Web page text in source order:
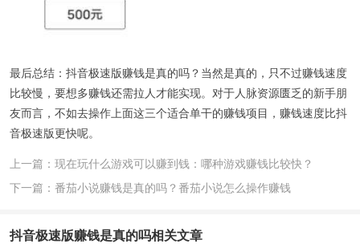
最后总结：抖音极速版赚钱是真的吗？当然是真的，只不过赚钱速度
比较慢，要想多赚钱还需拉人才能实现。对于人脉资源匮乏的新手朋
友而言，不如去操作上面这三个适合单干的赚钱项目，赚钱速度比抖
音极速版更快呢。
上一篇：现在玩什么游戏可以赚到钱：哪种游戏赚钱比较快？
下一篇：番茄小说赚钱是真的吗？番茄小说怎么操作赚钱
抖音极速版赚钱是真的吗相关文章